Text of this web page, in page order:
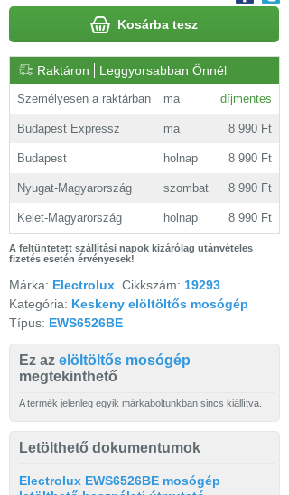
Kosárba tesz
Raktáron Leggyorsabban Önnél
Személyesen a raktárban ma díjmentes
Budapest Expressz ma 8 990 Ft
Budapest holnap 8 990 Ft
Nyugat-Magyarország szombat 8 990 Ft
Kelet-Magyarország holnap 8 990 Ft
A feltüntetett szállítási napok kizárólag utánvételes
fizetés esetén érvényesek!
Márka: Electrolux Cikkszám: 19293
Kategória: Keskeny elöltöltős mosógép
Típus: EWS6526BE
Ez az elöltöltős mosógép
megtekinthető
A termék jelenleg egyik márkaboltunkban sincs kiállítva.
Letölthető dokumentumok
Electrolux EWS6526BE mosógép